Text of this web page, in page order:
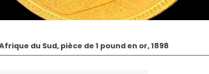
du Sud, pièce de 1 pound en or, 1898